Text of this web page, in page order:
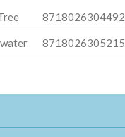
8718026304492
8718026305215